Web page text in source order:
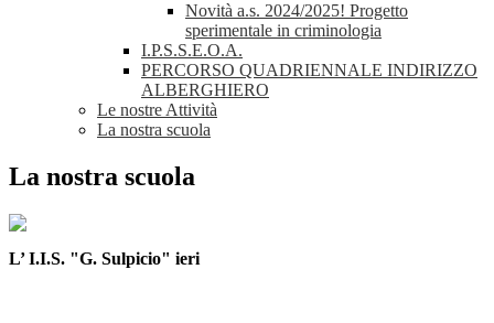
Novità a.s. 2024/2025! Progetto
sperimentale in criminologia
I.P.S.S.E.O.A.
PERCORSO QUADRIENNALE INDIRIZZO
ALBERGHIERO
Le nostre Attività
La nostra scuola
La nostra scuola
L’ I.I.S. "G. Sulpicio" ieri